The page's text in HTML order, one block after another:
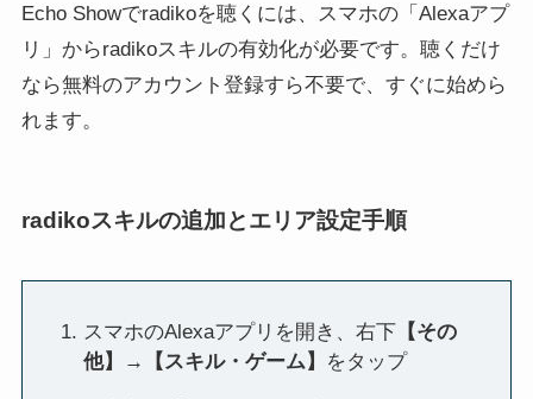
Echo Showでradikoを聴くには、スマホの「Alexaアプ
リ」からradikoスキルの有効化が必要です。聴くだけ
なら無料のアカウント登録すら不要で、すぐに始めら
れます。
radikoスキルの追加とエリア設定手順
スマホのAlexaアプリを開き、右下 【その
他】→【スキル・ゲーム】
をタップ